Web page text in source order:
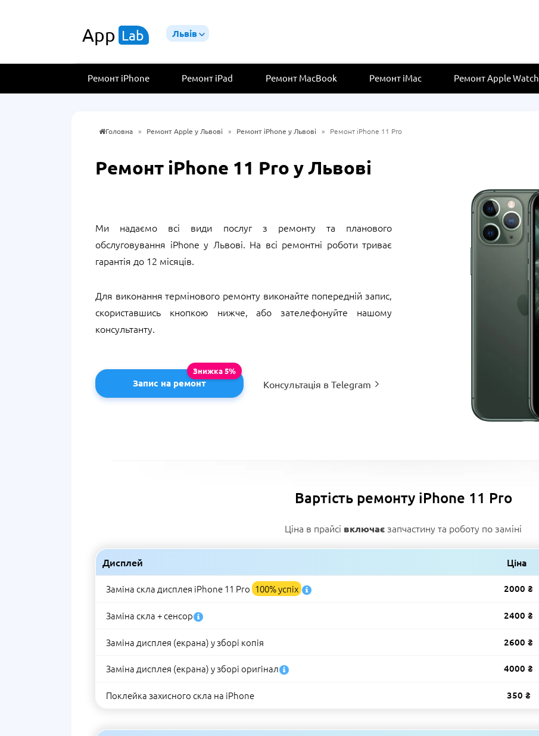
App Lab Львів
Ремонт iPhone Ремонт iPad Ремонт MacBook Ремонт iMac Ремонт Apple Watch
Головна » Ремонт Apple у Львові » Ремонт iPhone у Львові » Ремонт iPhone 11 Pro
Ремонт iPhone 11 Pro у Львові
Ми надаємо всі види послуг з ремонту та планового
обслуговування iPhone у Львові. На всі ремонтні роботи триває
гарантія до 12 місяців.
Для виконання термінового ремонту виконайте попередній запис,
скориставшись кнопкою нижче, або зателефонуйте нашому
консультанту.
Запис на ремонт Консультація в Telegram
Вартість ремонту iPhone 11 Pro
Ціна в прайсі включає запчастину та роботу по заміні
Дисплей Ціна
Заміна скла дисплея iPhone 11 Pro 100% успіх 2000 ₴
Заміна скла + сенсор 2400 ₴
Заміна дисплея (екрана) у зборі копія 2600 ₴
Заміна дисплея (екрана) у зборі оригінал 4000 ₴
Поклейка захисного скла на iPhone 350 ₴